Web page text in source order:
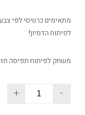
מתאימים כרטיסי לפי
לפיתוח הדמיון!
משחק לפיתוח תפיסה
-
+